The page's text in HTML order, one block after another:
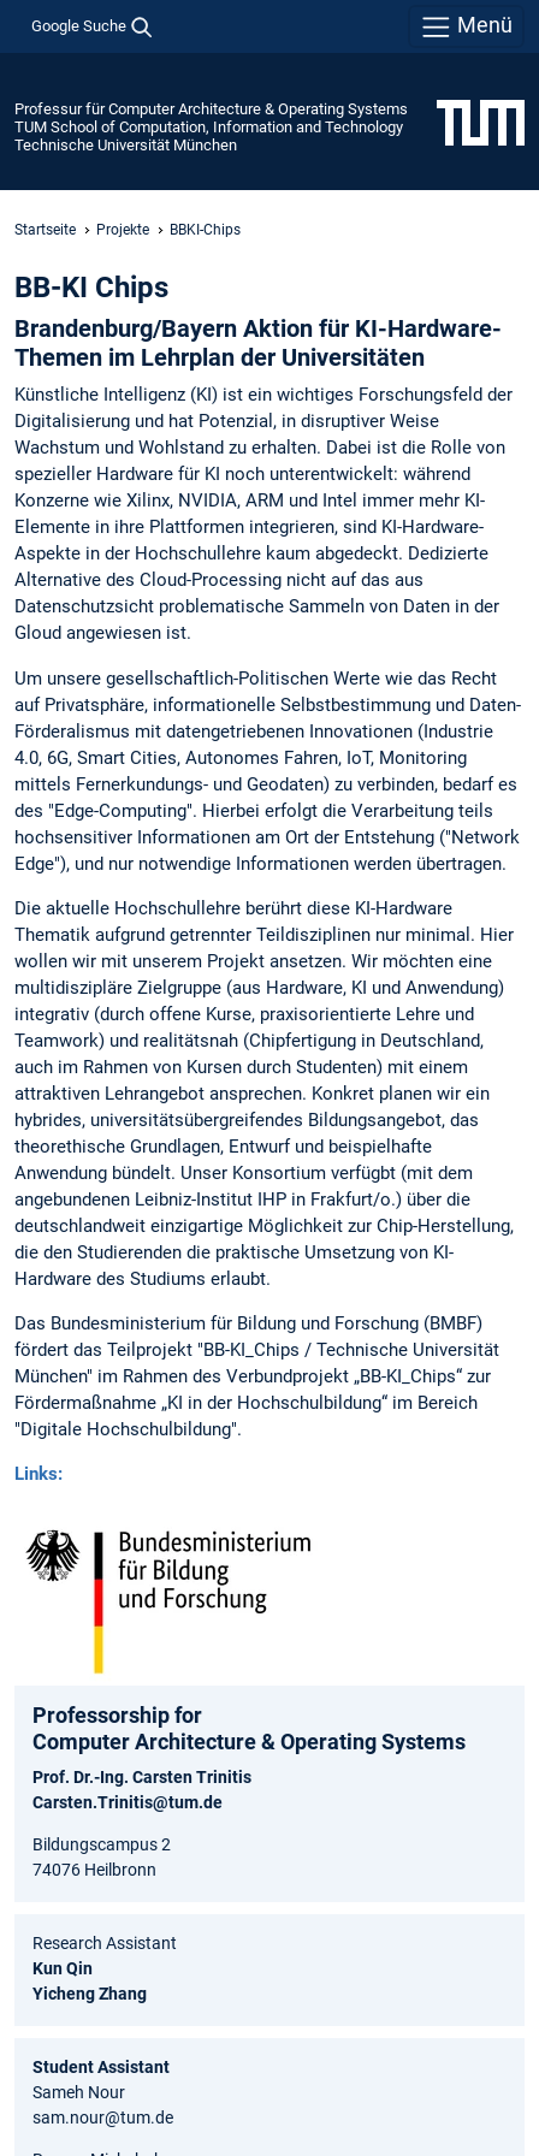
Google Suche Menü
Professur für Computer Architecture & Operating Systems
TUM School of Computation, Information and Technology
Technische Universität München
Startseite Projekte BBKI-Chips
BB-KI Chips
Brandenburg/Bayern Aktion für KI-Hardware-
Themen im Lehrplan der Universitäten
Künstliche Intelligenz (KI) ist ein wichtiges Forschungsfeld der
Digitalisierung und hat Potenzial, in disruptiver Weise
Wachstum und Wohlstand zu erhalten. Dabei ist die Rolle von
spezieller Hardware für KI noch unterentwickelt: während
Konzerne wie Xilinx, NVIDIA, ARM und Intel immer mehr KI-
Elemente in ihre Plattformen integrieren, sind KI-Hardware-
Aspekte in der Hochschullehre kaum abgedeckt. Dedizierte
Alternative des Cloud-Processing nicht auf das aus
Datenschutzsicht problematische Sammeln von Daten in der
Gloud angewiesen ist.
Um unsere gesellschaftlich-Politischen Werte wie das Recht
auf Privatsphäre, informationelle Selbstbestimmung und Daten-
Förderalismus mit datengetriebenen Innovationen (Industrie
4.0, 6G, Smart Cities, Autonomes Fahren, IoT, Monitoring
mittels Fernerkundungs- und Geodaten) zu verbinden, bedarf es
des "Edge-Computing". Hierbei erfolgt die Verarbeitung teils
hochsensitiver Informationen am Ort der Entstehung ("Network
Edge"), und nur notwendige Informationen werden übertragen.
Die aktuelle Hochschullehre berührt diese KI-Hardware
Thematik aufgrund getrennter Teildisziplinen nur minimal. Hier
wollen wir mit unserem Projekt ansetzen. Wir möchten eine
multidiszipläre Zielgruppe (aus Hardware, KI und Anwendung)
integrativ (durch offene Kurse, praxisorientierte Lehre und
Teamwork) und realitätsnah (Chipfertigung in Deutschland,
auch im Rahmen von Kursen durch Studenten) mit einem
attraktiven Lehrangebot ansprechen. Konkret planen wir ein
hybrides, universitätsübergreifendes Bildungsangebot, das
theorethische Grundlagen, Entwurf und beispielhafte
Anwendung bündelt. Unser Konsortium verfügbt (mit dem
angebundenen Leibniz-Institut IHP in Frakfurt/o.) über die
deutschlandweit einzigartige Möglichkeit zur Chip-Herstellung,
die den Studierenden die praktische Umsetzung von KI-
Hardware des Studiums erlaubt.
Das Bundesministerium für Bildung und Forschung (BMBF)
fördert das Teilprojekt "BB-KI_Chips / Technische Universität
München" im Rahmen des Verbundprojekt „BB-KI_Chips“ zur
Fördermaßnahme „KI in der Hochschulbildung“ im Bereich
"Digitale Hochschulbildung".
Links:
Professorship for
Computer Architecture & Operating Systems
Prof. Dr.-Ing. Carsten Trinitis
Carsten.Trinitis@tum.de
Bildungscampus 2
74076 Heilbronn
Research Assistant
Kun Qin
Yicheng Zhang
Student Assistant
Sameh Nour
sam.nour@tum.de